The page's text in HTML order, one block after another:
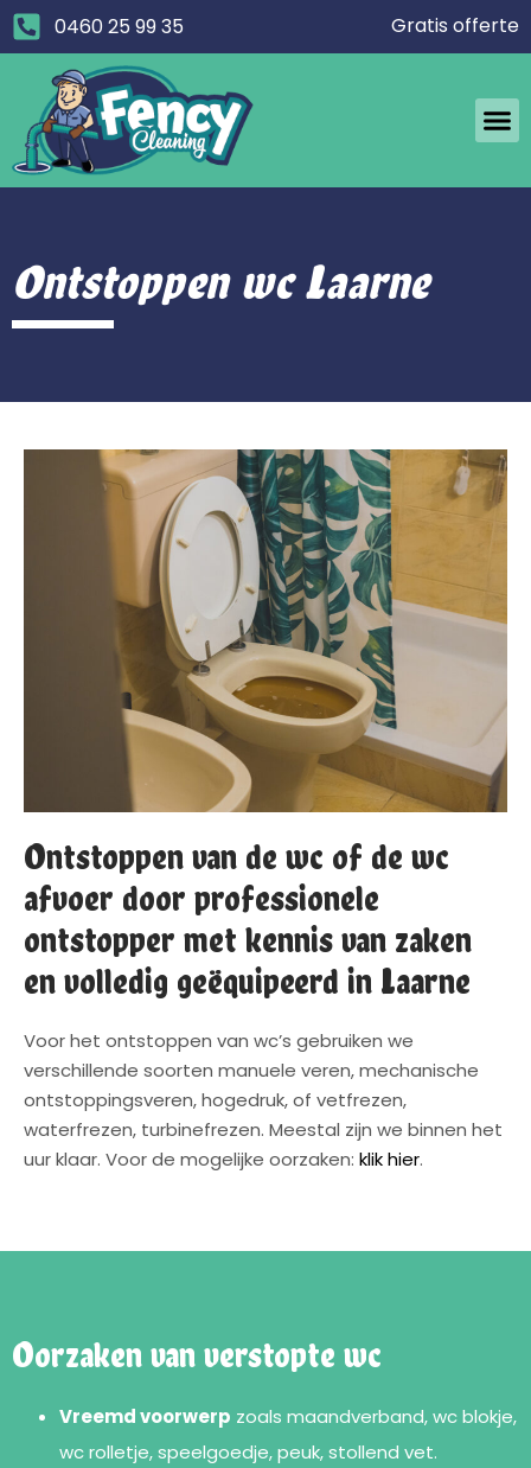
0460 25 99 35 Gratis offerte
Ontstoppen wc Laarne
Ontstoppen van de wc of de wc
afvoer door professionele
ontstopper met kennis van zaken
en volledig geëquipeerd in Laarne
Voor het ontstoppen van wc’s gebruiken we
verschillende soorten manuele veren, mechanische
ontstoppingsveren, hogedruk, of vetfrezen,
waterfrezen, turbinefrezen. Meestal zijn we binnen het
uur klaar. Voor de mogelijke oorzaken: klik hier.
Oorzaken van verstopte wc
Vreemd voorwerp zoals maandverband, wc blokje,
wc rolletje, speelgoedje, peuk, stollend vet.